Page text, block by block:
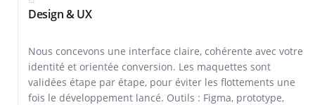
Design & UX
Nous concevons une interface claire, cohérente avec votre
identité et orientée conversion. Les maquettes sont
validées étape par étape, pour éviter les flottements une
fois le développement lancé. Outils : Figma, prototype,